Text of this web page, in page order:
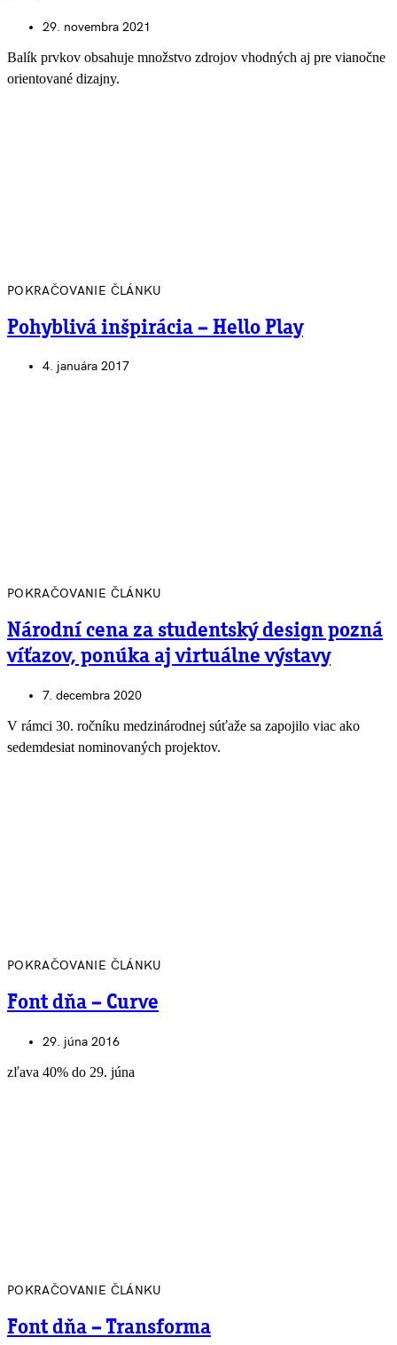
29. novembra 2021
Balík prvkov obsahuje množstvo zdrojov vhodných aj pre vianočne
orientované dizajny.
POKRAČOVANIE ČLÁNKU
Pohyblivá inšpirácia – Hello Play
4. januára 2017
POKRAČOVANIE ČLÁNKU
Národní cena za studentský design pozná
víťazov, ponúka aj virtuálne výstavy
7. decembra 2020
V rámci 30. ročníku medzinárodnej súťaže sa zapojilo viac ako
sedemdesiat nominovaných projektov.
POKRAČOVANIE ČLÁNKU
Font dňa – Curve
29. júna 2016
zľava 40% do 29. júna
POKRAČOVANIE ČLÁNKU
Font dňa – Transforma